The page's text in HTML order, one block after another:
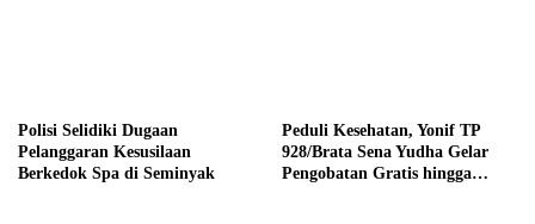
Polisi Selidiki Dugaan
Pelanggaran Kesusilaan
Berkedok Spa di Seminyak
Peduli Kesehatan, Yonif TP
928/Brata Sena Yudha Gelar
Pengobatan Gratis hingga